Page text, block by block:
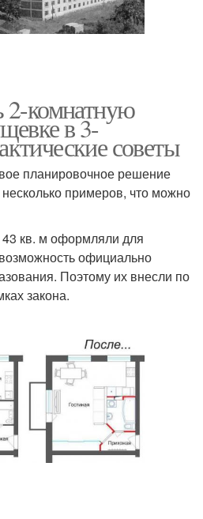
2-комнатную
в 3-
советы
планировочное решение
примеров, что можно
кв. м оформляли для
официально
Поэтому их внесли по
закона.